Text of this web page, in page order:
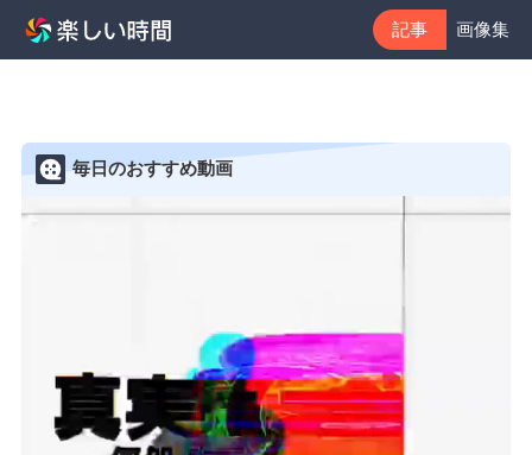
記事 画像集
毎日のおすすめ動画